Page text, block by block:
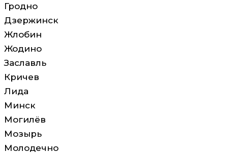
Гродно
Дзержинск
Жлобин
Жодино
Заславль
Кричев
Лида
Минск
Могилёв
Мозырь
Молодечно